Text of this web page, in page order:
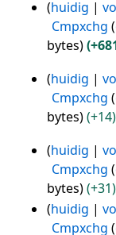
n
a
t
n
g
s
s
a
m
n
a
t
i
n
i
n
s
a
e
n
v
a
r
i
n
g
s
a
m
e
n
b
e
e
k
n
g
s
s
G
e
b
w
r
i
n
huidig
Cmpxchg
bytes
e
n
e
w
e
r
9
jan
2021
huidig
Cmpxchg
bytes
+14
e
n
b
8
jan
2021
huidig
Cmpxchg
bytes
+31
Ghuidig
Cmpxchg